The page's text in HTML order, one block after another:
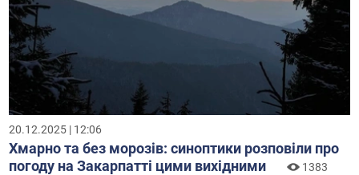
20.12.2025 | 12:06
Хмарно та без морозів: синоптики розповіли про
погоду на Закарпатті цими вихідними
1383